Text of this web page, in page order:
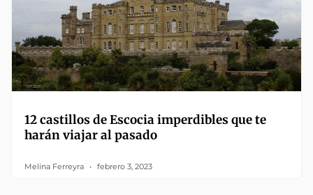
12 castillos de Escocia imperdibles que te
harán viajar al pasado
Melina Ferreyra febrero 3, 2023